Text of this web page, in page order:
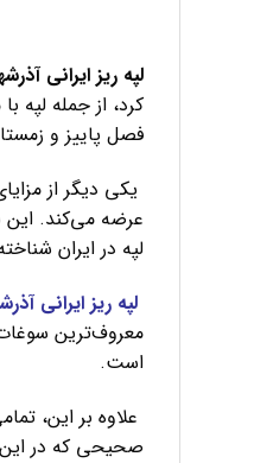
لپه ریز ایرانی
کرد، از جمله
فصل پاییز و
یکی دیگر از
عرضه می‌کند. این
لپه در ایران
لپه ریز ایرانی
معروف‌ترین سوغات
است.
علاوه بر این،
صحیحی که در این